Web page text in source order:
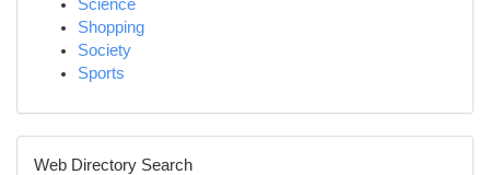
Science
Shopping
Society
Sports
Web Directory Search